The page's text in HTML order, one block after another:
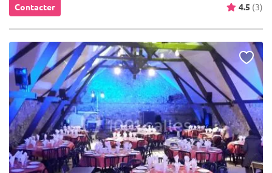
Contacter 4.5 (3)